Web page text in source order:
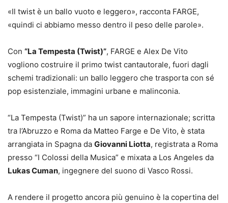
«Il twist è un ballo vuoto e leggero», racconta FARGE,
«quindi ci abbiamo messo dentro il peso delle parole».
Con “La Tempesta (Twist)”, FARGE e Alex De Vito
vogliono costruire il primo twist cantautorale, fuori dagli
schemi tradizionali: un ballo leggero che trasporta con sé
pop esistenziale, immagini urbane e malinconia.
“La Tempesta (Twist)” ha un sapore internazionale; scritta
tra l’Abruzzo e Roma da Matteo Farge e De Vito, è stata
arrangiata in Spagna da Giovanni Liotta, registrata a Roma
presso “I Colossi della Musica” e mixata a Los Angeles da
Lukas Cuman, ingegnere del suono di Vasco Rossi.
A rendere il progetto ancora più genuino è la copertina del